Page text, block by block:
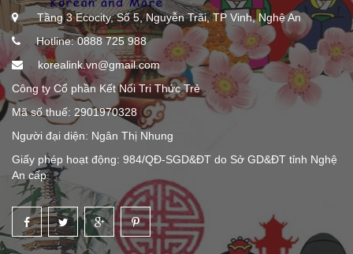
Tầng 3 Ecocity, Số 5, Nguyễn Trãi, TP Vinh, Nghệ An
Hotline: 0888 725 988
korealink.vn@gmail.com
Công ty Cổ phần Kết Nối Tri Thức Trẻ
Mã số thuế: 2901970328
Người đại diện: Ngân Thị Nhung
Giấy phép hoạt động: 984/QĐ-SGD&ĐT do Sở GD&ĐT tỉnh Nghệ
An cấp